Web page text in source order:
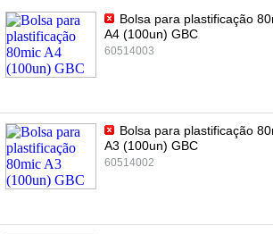
Bolsa para plastificação
A4 (100un) GBC
60514003
Bolsa para plastificação
A3 (100un) GBC
60514002